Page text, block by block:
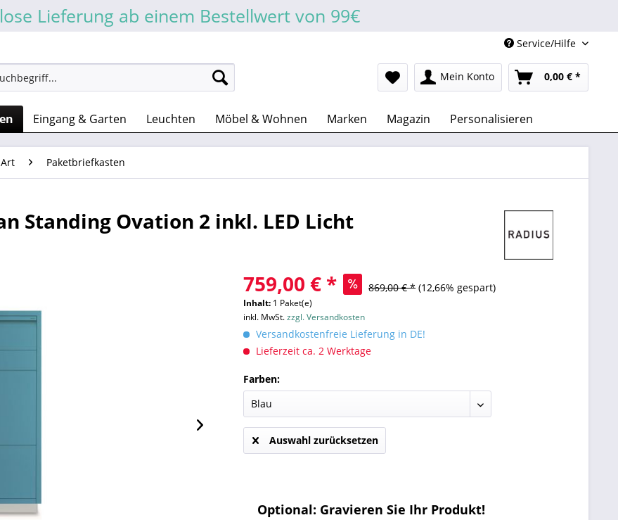
Lieferung ab einem Bestellwert von 99€
Service/Hilfe
Mein Konto 0,00 € *
Eingang & Garten Leuchten Möbel & Wohnen Marken Magazin Personalisieren
Paketbriefkasten
Standing Ovation 2 inkl. LED Licht
759,00 € * 869,00 € * (12,66% gespart)
Inhalt: 1 Paket(e)
inkl. MwSt.zzgl. Versandkosten
Versandkostenfreie Lieferung in DE!
Lieferzeit ca. 2 Werktage
Farben:
Auswahl zurücksetzen
Optional: Gravieren Sie Ihr Produkt!